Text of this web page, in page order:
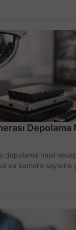
Depolama
depolama nasıl
ve kamera